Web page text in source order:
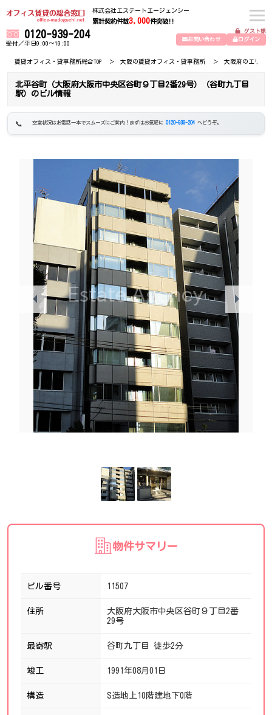
株式会社エステートエージェンシー
累計契約件数3,000件突破!!
0120-939-204
受付／平日9:00～19:00
ゲスト様
お問い合わせ
ログイン
賃貸オフィス・貸事務所総合TOP 大阪の賃貸オフィス・貸事務所 大阪府のエリア
北平谷町（大阪府大阪市中央区谷町９丁目2番29号）（谷町九丁目
駅）のビル情報
空室状況はお電話一本でスムーズにご案内！まずはお気軽に 0120-939-204 へどうぞ。
物件サマリー
ビル番号 11507
住所
大阪府大阪市中央区谷町９丁目2番
29号
最寄駅 谷町九丁目 徒歩2分
竣工 1991年08月01日
構造 S造地上10階建地下0階